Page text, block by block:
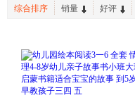
综合排序 销量 好评